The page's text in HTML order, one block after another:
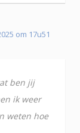
om 17u51
ben jij
ik weer
weten hoe